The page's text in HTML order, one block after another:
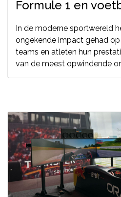
Formule 1 en
In de moderne sportwereld
ongekende impact gehad
teams en atleten hun
van de meest opwindende